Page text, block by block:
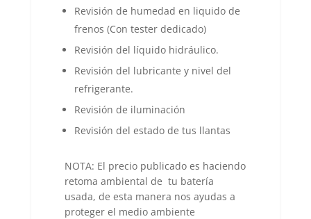
Revisión de humedad en liquido de
frenos (Con tester dedicado)
Revisión del líquido hidráulico.
Revisión del lubricante y nivel del
refrigerante.
Revisión de iluminación
Revisión del estado de tus llantas
NOTA: El precio publicado es haciendo
retoma ambiental de tu batería
usada, de esta manera nos ayudas a
proteger el medio ambiente